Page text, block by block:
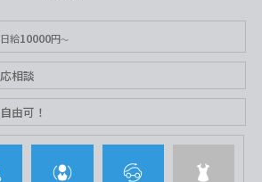
日給10000円
応相談
自由可！